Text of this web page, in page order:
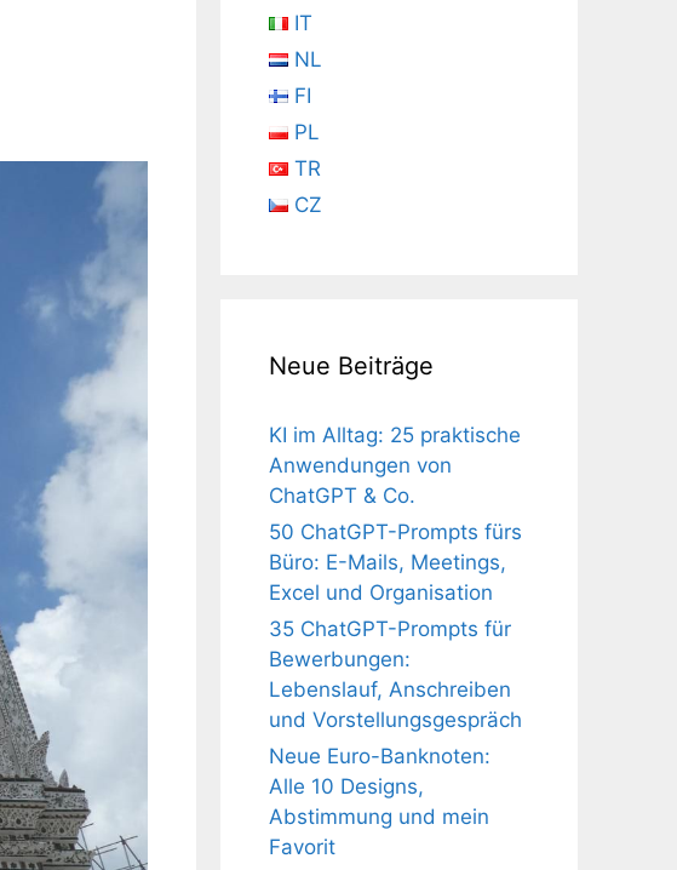
IT
NL
FI
PL
TR
CZ
Neue Beiträge
KI im Alltag: 25 praktische
Anwendungen von
ChatGPT & Co.
50 ChatGPT-Prompts fürs
Büro: E-Mails, Meetings,
Excel und Organisation
35 ChatGPT-Prompts für
Bewerbungen:
Lebenslauf, Anschreiben
und Vorstellungsgespräch
Neue Euro-Banknoten:
Alle 10 Designs,
Abstimmung und mein
Favorit